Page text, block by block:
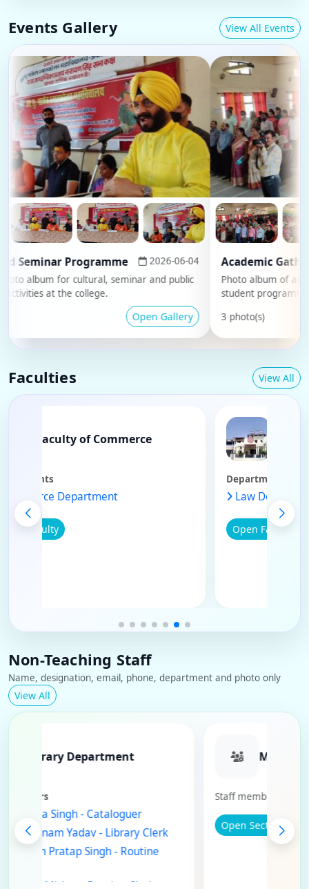
Events Gallery View All Events
Programme
2026-06-04
for cultural, seminar and public
at the college.
Open Gallery
Photo album of
student programme
3 photo(s)
Faculties View All
Faculty of Commerce
Departments
Commerce Department
Open Faculty Open
Non-Teaching Staff
Name, designation, email, phone, department and photo only
View All
Library Department
Staff Members
Dr. Priyanka Singh - Cataloguer
Mr. Ram Janam Yadav - Library Clerk
Mr. Mukesh Pratap Singh - Routine
Mr. Ranjan Mishra - Routine Clerk
Staff
Open